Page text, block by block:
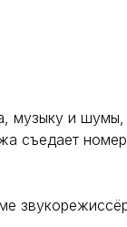
музыку и шумы,
съедает